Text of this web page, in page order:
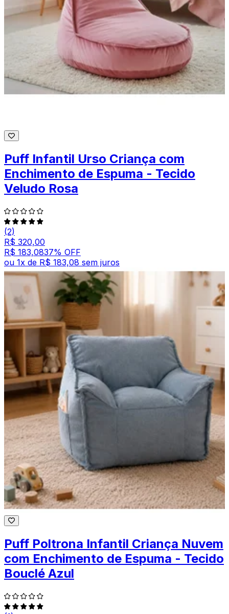
Puff Infantil Urso Criança com
Enchimento de Espuma - Tecido
Veludo Rosa
(2)
R$ 320,00
R$ 183,0837% OFF
ou 1x de R$ 183,08 sem juros
Puff Poltrona Infantil Criança Nuvem
com Enchimento de Espuma - Tecido
Bouclé Azul